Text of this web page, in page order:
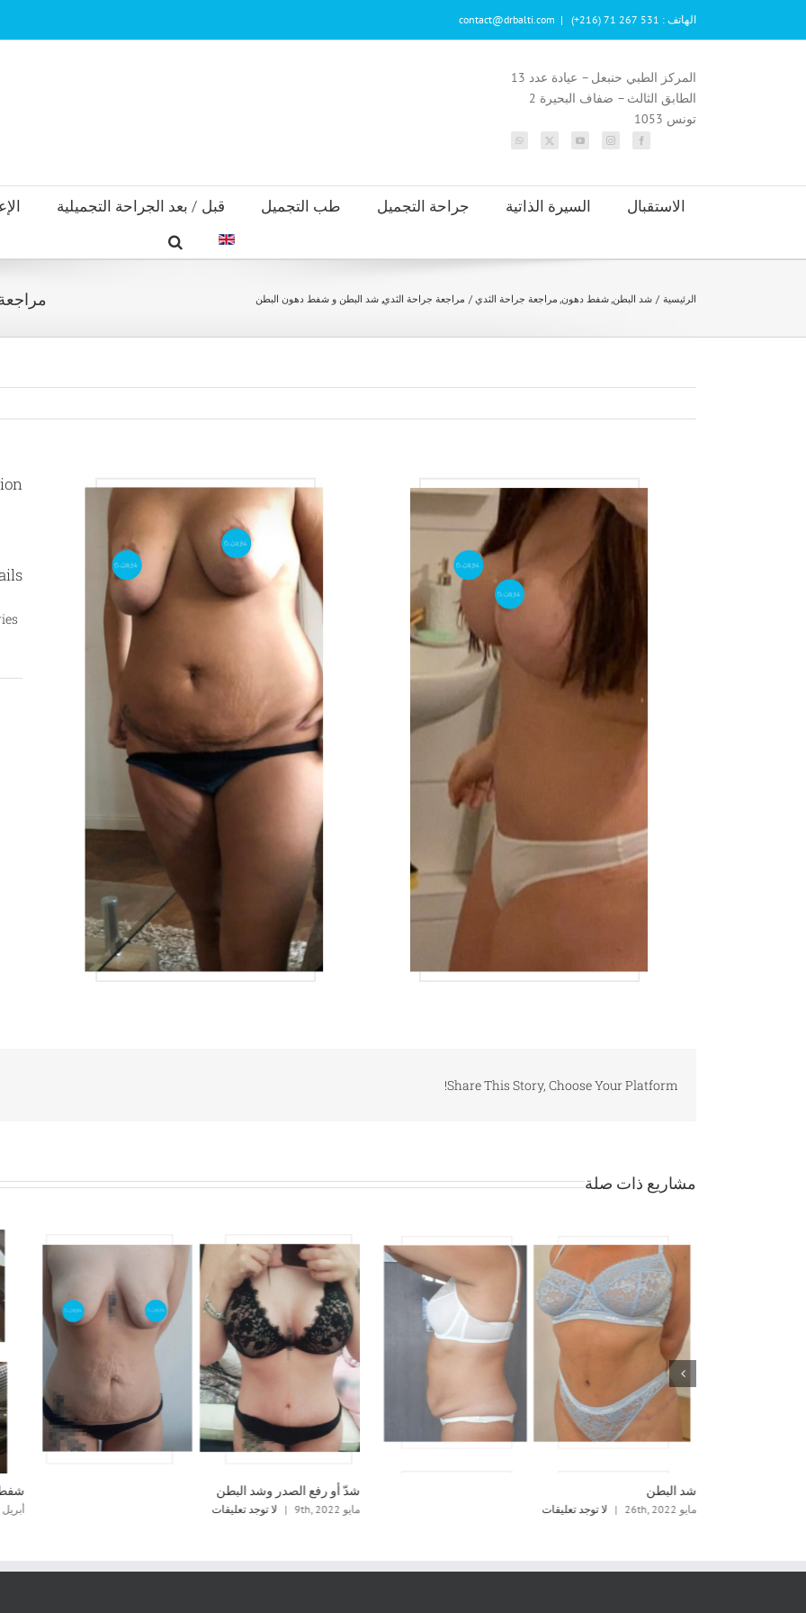
الهاتف : 531 267 71 (216+) |
contact@drbalti.com
المركز الطبي حنبعل – عيادة عدد 13
الطابق الثالث – ضفاف البحيرة 2
تونس 1053
الاستقبال السيرة الذاتية جراحة التجميل طب التجميل قبل / بعد الجراحة التجميلية
الرئيسية شد البطن شفط دهون مراجعة جراحة الثدي مراجعة جراحة الثدي, شد البطن و شفط دهون البطن
Share This Story, Choose Your Platform!
مشاريع ذات صلة
شد البطن
مايو 26th, 2022 | لا توجد تعليقات
شدّ أو رفع الصدر وشد البطن
مايو 9th, 2022 | لا توجد تعليقات
شفط
أبريل 22nd, 2022